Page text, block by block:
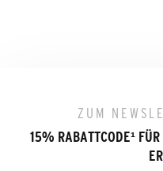
ZUM
15% RABATTCODE¹